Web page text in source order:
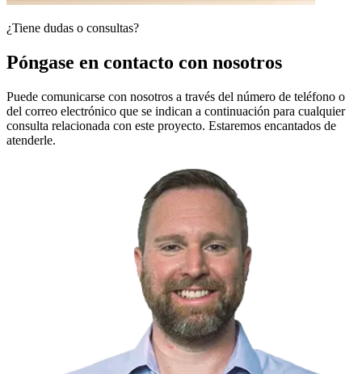
¿Tiene dudas o consultas?
Póngase en contacto con nosotros
Puede comunicarse con nosotros a través del número de teléfono o
del correo electrónico que se indican a continuación para cualquier
consulta relacionada con este proyecto. Estaremos encantados de
atenderle.